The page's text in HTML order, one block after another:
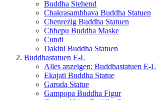
Buddha Stehend
Chakrasambhava Buddha Statuen
Chenrezig Buddha Statuen
Chhepu Buddha Maske
Cundi
Dakini Buddha Statuen
Buddhastatuen E-L
Alles anzeigen: Buddhastatuen E-L
Ekajati Buddha Statue
Garuda Statue
Gampopa Buddha Figur